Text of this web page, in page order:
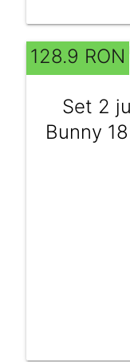
128.9 RON
Set 2
Bunny